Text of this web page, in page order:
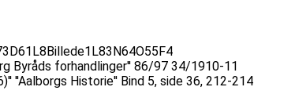
Byråds forhandlinger'' 86/97 34/1910-11
''Aalborgs Historie'' Bind 5, side 36, 212-214